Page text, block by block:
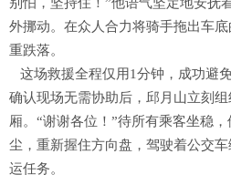
外挪动。在众人合力将骑手拖出车
重跌落。
这场救援全程仅用1分钟，成功避
确认现场无需协助后，邱月山立刻
厢。“谢谢各位！”待所有乘客坐稳
尘，重新握住方向盘，驾驶着公交
运任务。